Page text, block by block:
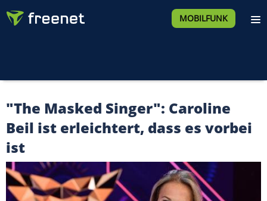
MOBILFUNK
"The Masked Singer": Caroline
Beil ist erleichtert, dass es vorbei
ist